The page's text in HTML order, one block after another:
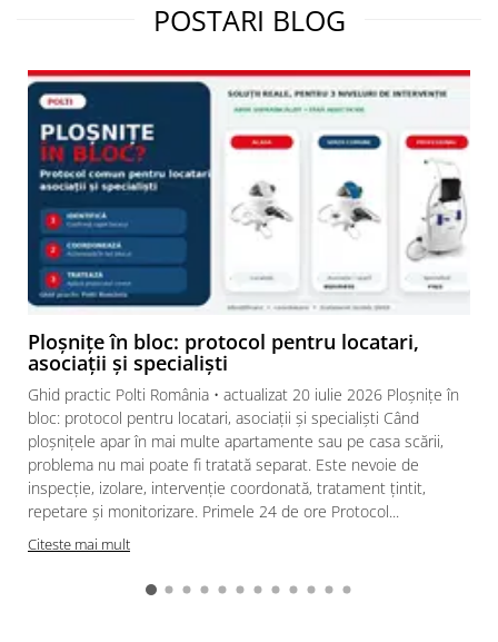
POSTARI BLOG
Ploșnițe în bloc: protocol pentru locatari,
asociații și specialiști
Ghid practic Polti România • actualizat 20 iulie 2026 Ploșnițe în
bloc: protocol pentru locatari, asociații și specialiști Când
ploșnițele apar în mai multe apartamente sau pe casa scării,
problema nu mai poate fi tratată separat. Este nevoie de
inspecție, izolare, intervenție coordonată, tratament țintit,
repetare și monitorizare. Primele 24 de ore Protocol...
Citeste mai mult